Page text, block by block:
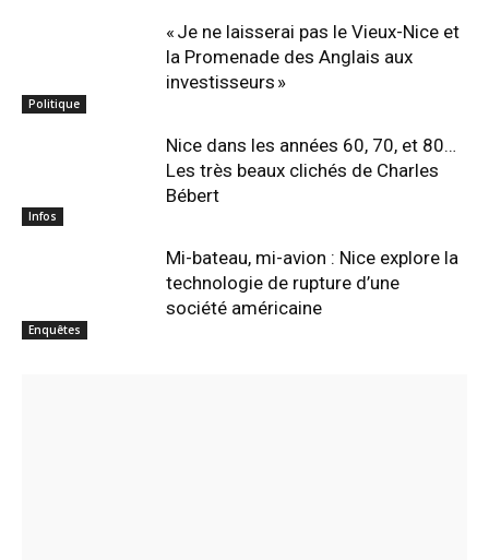
Politique
« Je ne laisserai pas le Vieux-Nice et
la Promenade des Anglais aux
investisseurs »
Infos
Nice dans les années 60, 70, et 80…
Les très beaux clichés de Charles
Bébert
Enquêtes
Mi-bateau, mi-avion : Nice explore la
technologie de rupture d’une
société américaine